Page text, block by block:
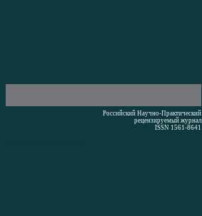
Российский Научно-Практический
рецензируемый журнал
ISSN 1561-8641